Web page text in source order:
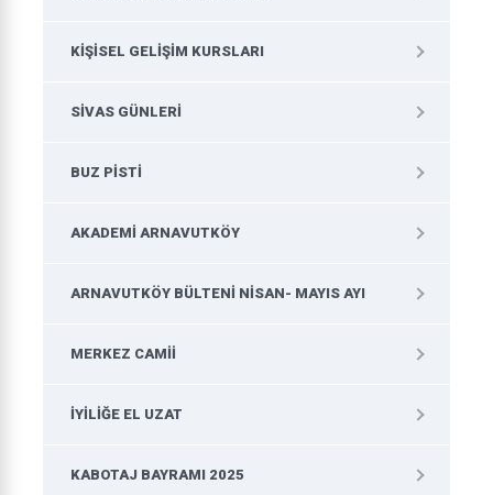
KIŞISEL GELIŞIM KURSLARI
SIVAS GÜNLERI
BUZ PISTI
AKADEMI ARNAVUTKÖY
ARNAVUTKÖY BÜLTENI NISAN- MAYIS AYI
MERKEZ CAMII
İYILIĞE EL UZAT
KABOTAJ BAYRAMI 2025